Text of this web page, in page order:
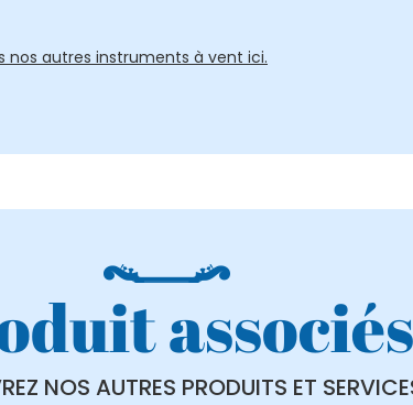
nos autres instruments à vent ici.
associés
NOS AUTRES PRODUITS ET